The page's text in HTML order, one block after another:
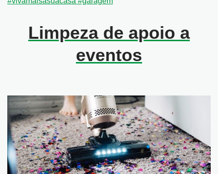
Limpeza de apoio a
eventos